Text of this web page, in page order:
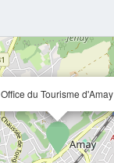
Office du Tourisme d'Amay